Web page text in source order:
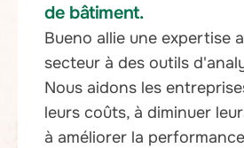
de bâtiment.
Bueno allie une expertise
secteur à des outils
Nous aidons les
leurs coûts, à diminuer
à améliorer la